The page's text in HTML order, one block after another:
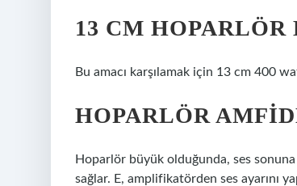
13 CM
Bu amacı karşılamak için 13 cm 400
HOPARLÖR
Hoparlör büyük olduğunda, ses
sağlar. E, amplifikatörden ses ayarını